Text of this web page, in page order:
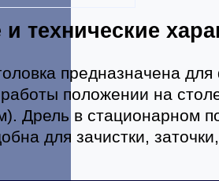
технические
предназначена
положении на
Дрель в стационарном
для зачистки,